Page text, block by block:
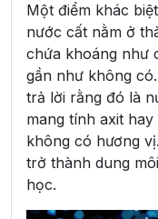
Một điểm khác
nước cất nằm ở
chứa khoáng như
gần như không
trả lời rằng đó là
mang tính axit
không có hương
trở thành dung
học.